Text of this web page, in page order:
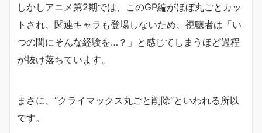
しかしアニメ第2期では、このGP編がほぼ丸ごとカッ
トされ、関連キャラも登場しないため、視聴者は「い
つの間にそんな経験を…？」と感じてしまうほど過程
が抜け落ちています。
まさに、“クライマックス丸ごと削除”といわれる所以
です。